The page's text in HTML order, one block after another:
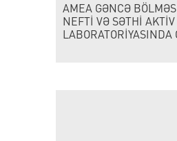
AMEA GƏNCƏ
NEFTİ VƏ SƏTHİ
LABORATORİYASINDA